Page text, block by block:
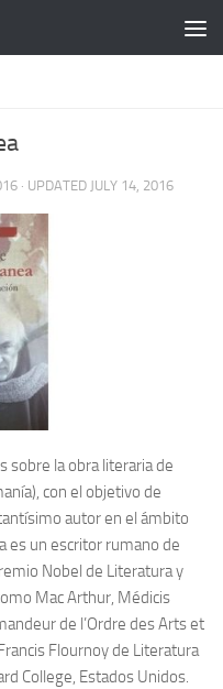
· UPDATED JULY 14, 2016
sobre la obra literaria de
con el objetivo de
autor en el ámbito
es un escritor rumano de
Nobel de Literatura y
Mac Arthur, Médicis
de l’Ordre des Arts et
Flournoy de Literatura
College, Estados Unidos.